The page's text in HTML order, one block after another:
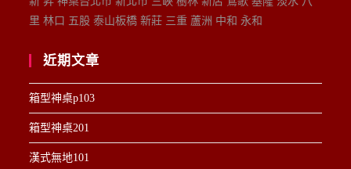
里 林口 五股 泰山板橋 新莊 三重 蘆洲 中和 永和
近期文章
箱型神桌p103
箱型神桌201
漢式無地101